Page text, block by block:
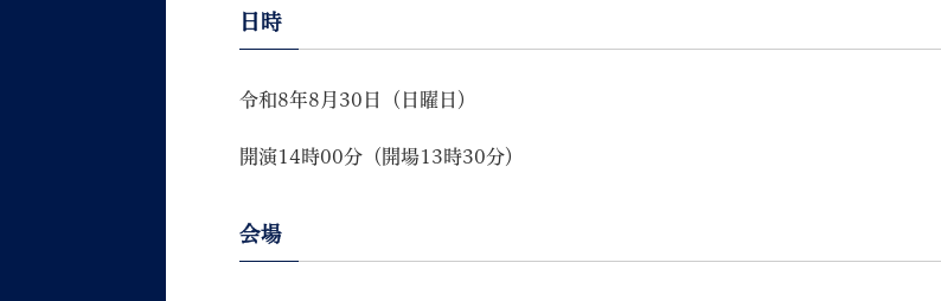
日時
令和8年8月30日（日曜日）
開演14時00分（開場13時30分）
会場